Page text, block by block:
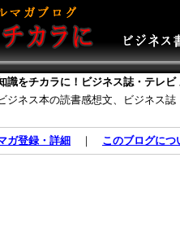
識をチカラに！ビジネス誌・テレビ
ジネス本の読書感想文、ビジネス
ガ登録・詳細 ｜ このブログにつ